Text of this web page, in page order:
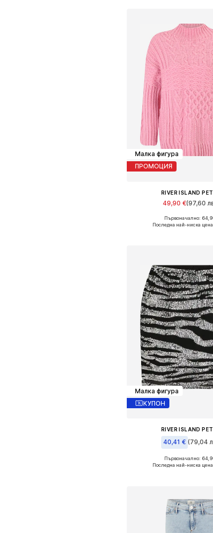
Малка фигура
ПРОМОЦИЯ
RIVER ISLAND
49,90 €(97,60
Налични размери:
Първоначално:
Последна най-ниска
Малка фигура
КУПОН
RIVER ISLAND
40,41 € (79,04
Налични размери:
Първоначално:
Последна най-ниска